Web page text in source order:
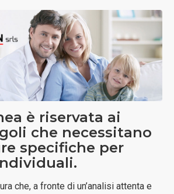
è riservata ai
che necessitano
specifiche per
che, a fronte di un’analisi attenta e